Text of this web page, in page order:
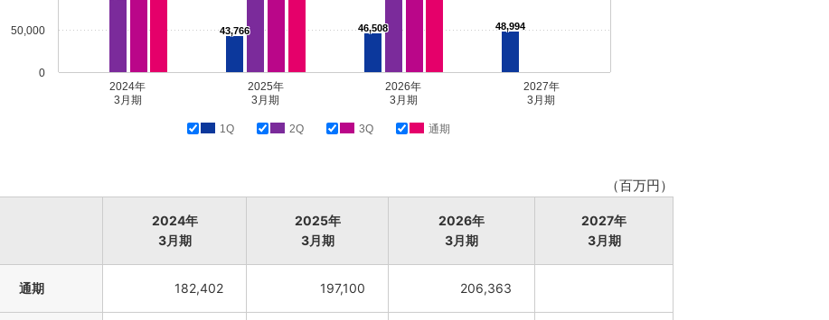
43,766 46,508 48,994
1Q 2Q 3Q 通期
2024年
3月期
2025年
3月期
2026年
3月期
2027年
3月期
0
50,000
（百万円）
2024年
3月期
2025年
3月期
2026年
3月期
2027年
3月期
通期 182,402 197,100 206,363